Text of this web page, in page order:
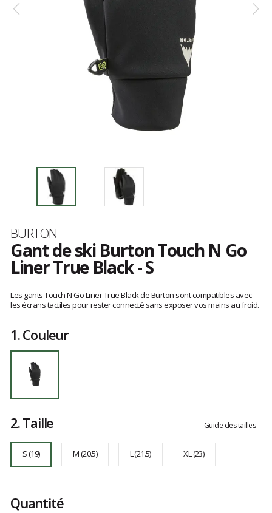
Marque
BURTON
Gant de ski Burton Touch N Go
Liner True Black - S
S
avis
clients
Les gants Touch N Go Liner True Black de Burton sont compatibles avec
les écrans tactiles pour rester connecté sans exposer vos mains au froid.
1.Couleur
2.Taille Guide des tailles
S (19) M (20.5) L (21.5) XL (23)
Quantité